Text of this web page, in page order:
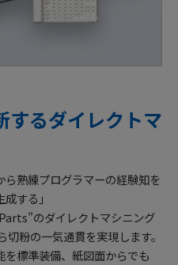
するダイレクトマ
ら熟練プログラマーの経験知を
する」
のダイレクトマシニング
粉の一気通貫を実現します。
を標準装備、紙図面からでも